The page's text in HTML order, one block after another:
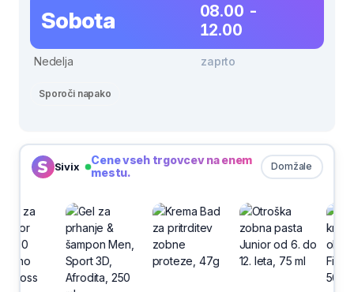
Sobota
08.00 -
12.00
Nedelja zaprto
Sporoči napako
Sivix Domžale
Cene vseh trgovcev na enem
mestu.